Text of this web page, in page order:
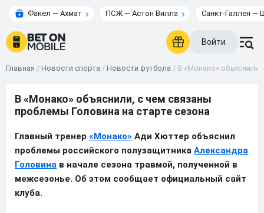
Факел — Ахмат ПСЖ — Астон Вилла Санкт-Галлен —
Войти
Главная / Новости спорта / Новости футбола / В «Монако»
В «Монако» объяснили, с чем связаны
проблемы Головина на старте сезона
Главный тренер «Монако» Ади Хюттер объяснил
проблемы российского полузащитника Александра
Головина в начале сезона травмой, полученной в
межсезонье. Об этом сообщает официальный сайт
клуба.